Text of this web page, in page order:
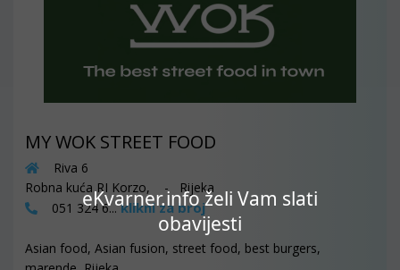
eKvarner.info želi Vam slati
obavijesti
MY WOK STREET FOOD
Riva 6
Robna kuća RI Korzo, - Rijeka
051 324 6...klikni za broj
Asian food, Asian fusion, street food, best burgers,